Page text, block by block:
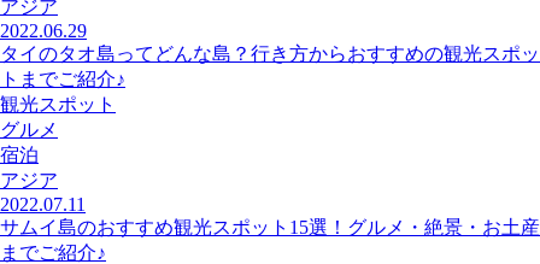
アジア
2022.06.29
タイのタオ島ってどんな島？行き方からおすすめの観光スポッ
トまでご紹介♪
観光スポット
グルメ
宿泊
アジア
2022.07.11
サムイ島のおすすめ観光スポット15選！グルメ・絶景・お土産
までご紹介♪